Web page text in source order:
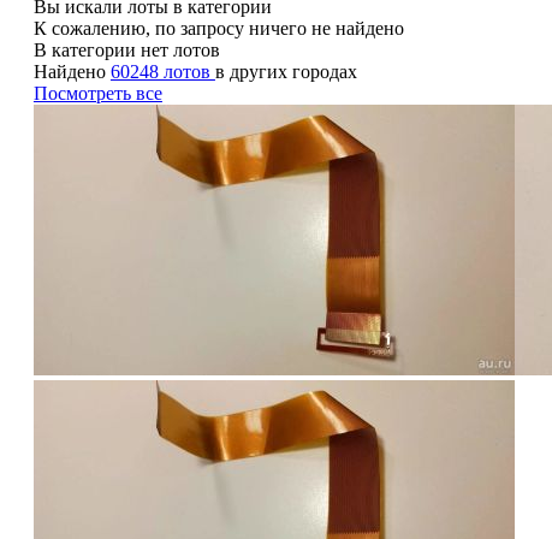
Вы искали лоты в категории
К сожалению, по запросу ничего не найдено
В категории нет лотов
Найдено 60248 лотов в других городах
Посмотреть все